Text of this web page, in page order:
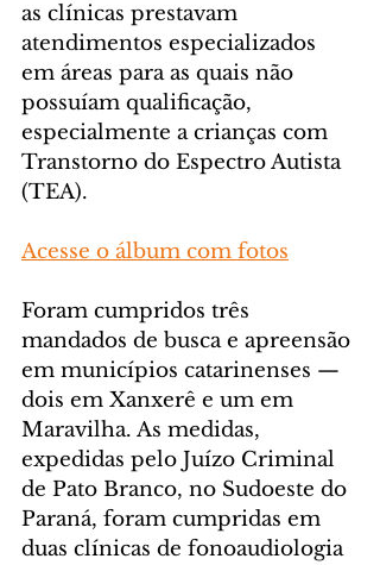
as clínicas prestavam
atendimentos especializados
em áreas para as quais não
possuíam qualificação,
especialmente a crianças com
Transtorno do Espectro Autista
(TEA).
Acesse o álbum com fotos
Foram cumpridos três
mandados de busca e apreensão
em municípios catarinenses —
dois em Xanxerê e um em
Maravilha. As medidas,
expedidas pelo Juízo Criminal
de Pato Branco, no Sudoeste do
Paraná, foram cumpridas em
duas clínicas de fonoaudiologia